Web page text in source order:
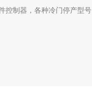
控制器，各种冷门停产型号